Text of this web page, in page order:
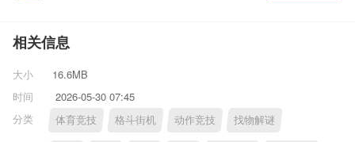
相关信息
大小
16.6MB
时间
2026-05-30 07:45
分类
体育竞技 格斗街机 动作竞技 找物解谜